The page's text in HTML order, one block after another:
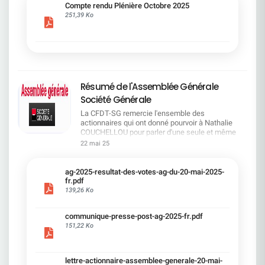
cadre du dialogue social.Bonne lecture !
Compte rendu Plénière Octobre 2025
251,39 Ko
Résumé de l'Assemblée Générale
Société Générale
La CFDT-SG remercie l'ensemble des
actionnaires qui ont donné pourvoir à Nathalie
COUCHELLOU pour parler d'une seule et même
voix.L'assemblée Générale s'est ouverte avec 4
souligné la forte amélioration en 2024 de tous les
facteurs financiers et le premier trimestre 2025
encourageant.Le Directeur Général, Slawomir
solide. Etre une banque simple et intégrée. Etre
une banque efficace. Etre une banque rentable. Le
22 mai 25
ag-2025-resultat-des-votes-ag-du-20-mai-2025-
fr.pdf
139,26 Ko
communique-presse-post-ag-2025-fr.pdf
151,22 Ko
lettre-actionnaire-assemblee-generale-20-mai-